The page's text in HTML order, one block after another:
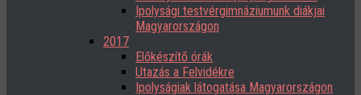
Ipolysági testvérgimnáziumunk diákjai
Magyarországon
2017
Előkészítő órák
Utazás a Felvidékre
Ipolyságiak látogatása Magyarországon